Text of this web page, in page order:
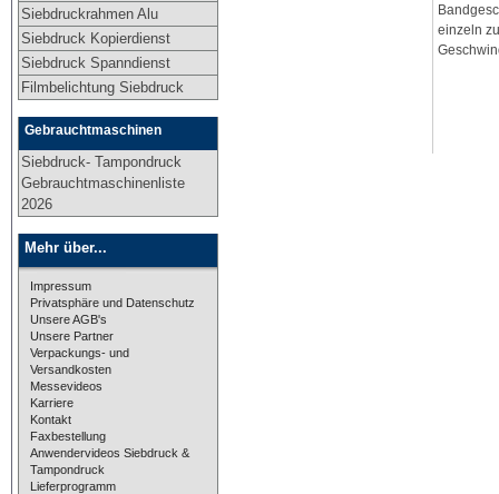
Siebdruckrahmen Alu
Siebdruck Kopierdienst
Siebdruck Spanndienst
Filmbelichtung Siebdruck
Gebrauchtmaschinen
Siebdruck- Tampondruck
Gebrauchtmaschinenliste
2026
Mehr über...
Impressum
Privatsphäre und Datenschutz
Unsere AGB's
Unsere Partner
Verpackungs- und
Versandkosten
Messevideos
Karriere
Kontakt
Faxbestellung
Anwendervideos Siebdruck &
Tampondruck
Lieferprogramm
einzeln